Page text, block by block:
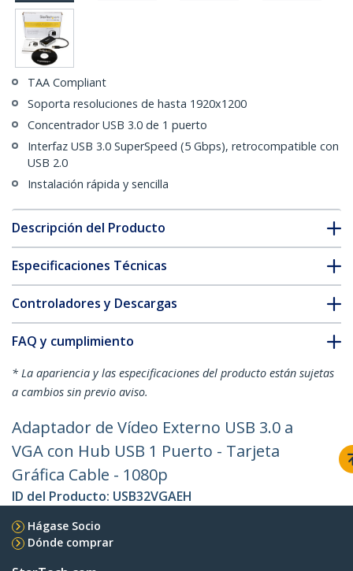
TAA Compliant
Soporta resoluciones de hasta 1920x1200
Concentrador USB 3.0 de 1 puerto
Interfaz USB 3.0 SuperSpeed (5 Gbps), retrocompatible con
USB 2.0
Instalación rápida y sencilla
Descripción del Producto
Especificaciones Técnicas
Controladores y Descargas
FAQ y cumplimiento
* La apariencia y las especificaciones del producto están sujetas
a cambios sin previo aviso.
Adaptador de Vídeo Externo USB 3.0 a
VGA con Hub USB 1 Puerto - Tarjeta
Gráfica Cable - 1080p
ID del Producto: USB32VGAEH
Hágase Socio
Dónde comprar